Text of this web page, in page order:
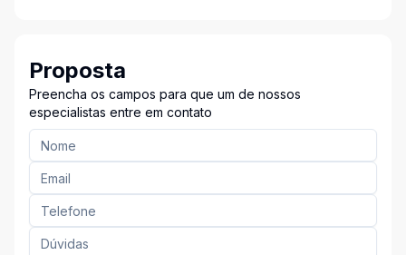
Proposta
Preencha os campos para que um de nossos
especialistas entre em contato